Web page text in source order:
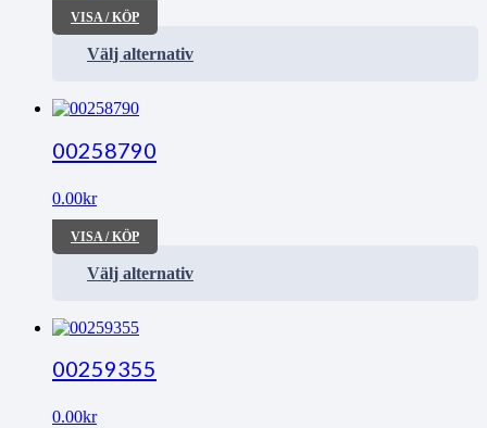
VISA / KÖP
Välj alternativ
00258790
0.00kr
VISA / KÖP
Välj alternativ
00259355
0.00kr